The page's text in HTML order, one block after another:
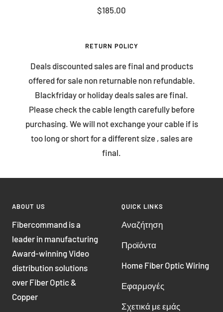
Sale
$185.00
RETURN POLICY
Deals discounted sales are final and products
offered for sale non returnable non refundable.
Blackfriday or holiday deals sales are final.
Please check the cable length carefully before
purchasing. We will not exchange your cable if is
too long or short for a different size , sales are
final.
ABOUT US
Fibercommand is a
leader in manufacturing
Award-winning Video
distribution solutions
over Fiber Optic &
Copper
QUICK LINKS
Αναζήτηση
Προϊόντα
Home Fiber Optic Wiring
Εφαρμογές
Σχετικά με εμάς